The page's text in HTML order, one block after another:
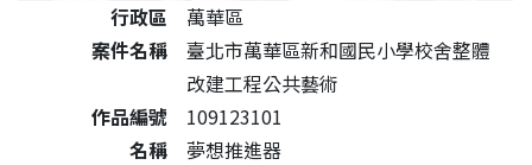
公共藝術作品詳細資料
行政區
萬華區
案件名稱
臺北市萬華區新和國民小學校舍整體
改建工程公共藝術
作品編號
109123101
名稱
夢想推進器